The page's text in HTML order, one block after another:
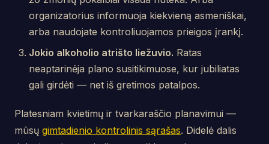
organizatorius informuoja kiekvieną asmeniškai,
arba naudojate kontroliuojamos prieigos įrankį.
Jokio alkoholio atrišto liežuvio. Ratas
neaptarinėja plano susitikimuose, kur jubiliatas
gali girdėti — net iš gretimos patalpos.
Platesniam kvietimų ir tvarkaraščio planavimui —
mūsų gimtadienio kontrolinis sąrašas. Didelė dalis